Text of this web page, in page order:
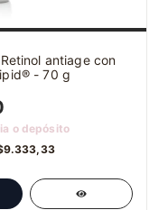
antiage con
- 70 g
o depósito